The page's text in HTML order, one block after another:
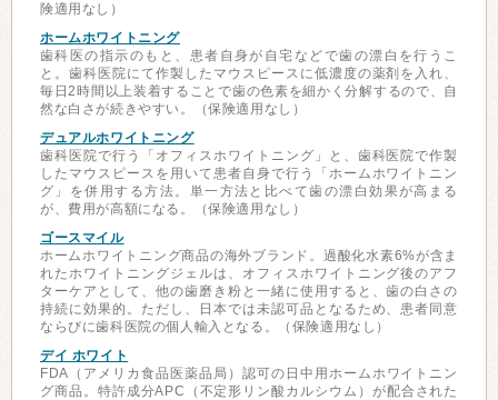
険適用なし）
ホームホワイトニング
歯科医の指示のもと、患者自身が自宅などで歯の漂白を行うこ
と。歯科医院にて作製したマウスピースに低濃度の薬剤を入れ、
毎日2時間以上装着することで歯の色素を細かく分解するので、自
然な白さが続きやすい。（保険適用なし）
デュアルホワイトニング
歯科医院で行う「オフィスホワイトニング」と、歯科医院で作製
したマウスピースを用いて患者自身で行う「ホームホワイトニン
グ」を併用する方法。単一方法と比べて歯の漂白効果が高まる
が、費用が高額になる。（保険適用なし）
ゴースマイル
ホームホワイトニング商品の海外ブランド。過酸化水素6%が含ま
れたホワイトニングジェルは、オフィスホワイトニング後のアフ
ターケアとして、他の歯磨き粉と一緒に使用すると、歯の白さの
持続に効果的。ただし、日本では未認可品となるため、患者同意
ならびに歯科医院の個人輸入となる。（保険適用なし）
デイ ホワイト
FDA（アメリカ食品医薬品局）認可の日中用ホームホワイトニン
グ商品。特許成分APC（不定形リン酸カルシウム）が配合された